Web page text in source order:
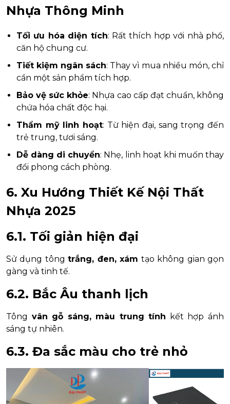
Nhựa Thông Minh
Tối ưu hóa diện tích: Rất thích hợp với nhà phố,
căn hộ chung cư.
Tiết kiệm ngân sách: Thay vì mua nhiều món, chỉ
cần một sản phẩm tích hợp.
Bảo vệ sức khỏe: Nhựa cao cấp đạt chuẩn, không
chứa hóa chất độc hại.
Thẩm mỹ linh hoạt: Từ hiện đại, sang trọng đến
trẻ trung, tươi sáng.
Dễ dàng di chuyển: Nhẹ, linh hoạt khi muốn thay
đổi phong cách phòng.
6. Xu Hướng Thiết Kế Nội Thất
Nhựa 2025
6.1. Tối giản hiện đại
Sử dụng tôngtrắng, đen, xám tạo không gian gọn
gàng và tinh tế.
6.2. Bắc Âu thanh lịch
Tông vân gỗ sáng, màu trung tính kết hợp ánh
sáng tự nhiên.
6.3. Đa sắc màu cho trẻ nhỏ